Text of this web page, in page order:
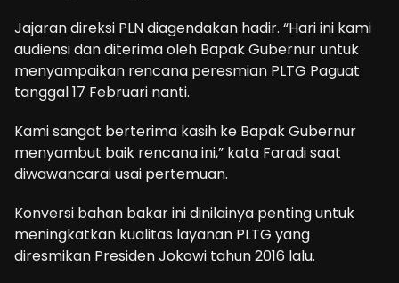
Jajaran direksi PLN diagendakan hadir. “Hari ini kami
audiensi dan diterima oleh Bapak Gubernur untuk
menyampaikan rencana peresmian PLTG Paguat
tanggal 17 Februari nanti.
Kami sangat berterima kasih ke Bapak Gubernur
menyambut baik rencana ini,” kata Faradi saat
diwawancarai usai pertemuan.
Konversi bahan bakar ini dinilainya penting untuk
meningkatkan kualitas layanan PLTG yang
diresmikan Presiden Jokowi tahun 2016 lalu.